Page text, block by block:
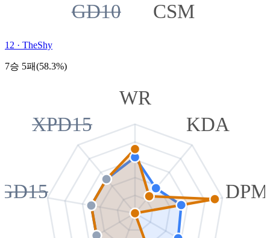
CSM
GD10
12 · TheShy
7승 5패(58.3%)
WR
KDA
DPM
XPD15